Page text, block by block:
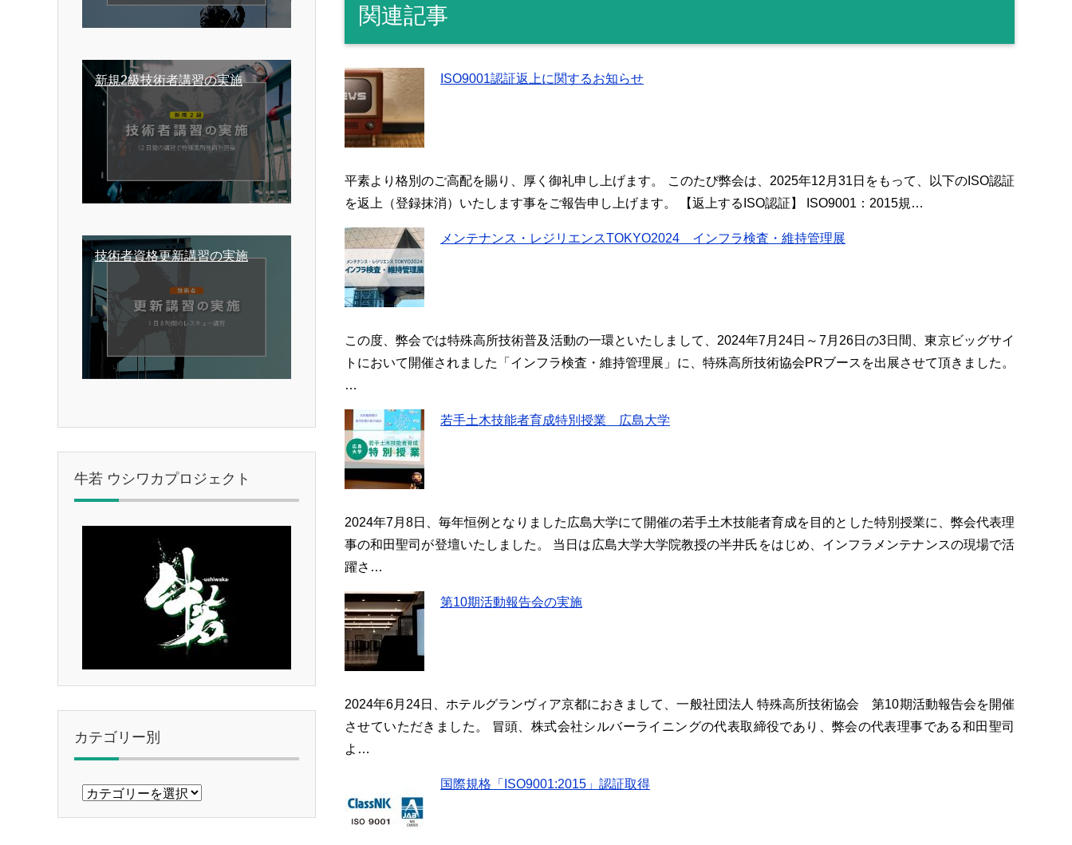
関連記事
ISO9001認証返上に関するお知らせ
平素より格別のご高配を賜り、厚く御礼申し上げます。 このたび弊会は、2025年12月31日をもって、以下のISO認証
を返上（登録抹消）いたします事をご報告申し上げます。 【返上するISO認証】 ISO9001：2015規…
メンテナンス・レジリエンスTOKYO2024 インフラ検査・維持管理展
この度、弊会では特殊高所技術普及活動の一環といたしまして、2024年7月24日～7月26日の3日間、東京ビッグサイ
トにおいて開催されました「インフラ検査・維持管理展」に、特殊高所技術協会PRブースを出展させて頂きました。
…
若手土木技能者育成特別授業 広島大学
2024年7月8日、毎年恒例となりました広島大学にて開催の若手土木技能者育成を目的とした特別授業に、弊会代表理
事の和田聖司が登壇いたしました。 当日は広島大学大学院教授の半井氏をはじめ、インフラメンテナンスの現場で活
躍さ…
第10期活動報告会の実施
2024年6月24日、ホテルグランヴィア京都におきまして、一般社団法人 特殊高所技術協会 第10期活動報告会を開催
させていただきました。 冒頭、株式会社シルバーライニングの代表取締役であり、弊会の代表理事である和田聖司
よ…
国際規格「ISO9001:2015」認証取得
新規2級技術者講習の実施
技術者資格更新講習の実施
牛若 ウシワカプロジェクト
カテゴリー別
カ